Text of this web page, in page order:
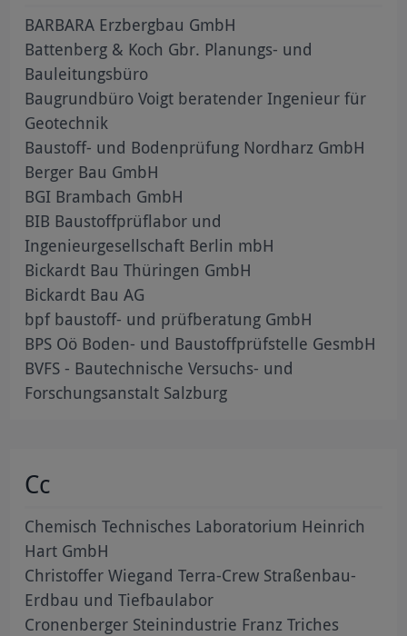
BARBARA Erzbergbau GmbH
Battenberg & Koch Gbr. Planungs- und
Bauleitungsbüro
Baugrundbüro Voigt beratender Ingenieur für
Geotechnik
Baustoff- und Bodenprüfung Nordharz GmbH
Berger Bau GmbH
BGI Brambach GmbH
BIB Baustoffprüflabor und
Ingenieurgesellschaft Berlin mbH
Bickardt Bau Thüringen GmbH
Bickardt Bau AG
bpf baustoff- und prüfberatung GmbH
BPS Oö Boden- und Baustoffprüfstelle GesmbH
BVFS - Bautechnische Versuchs- und
Forschungsanstalt Salzburg
Cc
Chemisch Technisches Laboratorium Heinrich
Hart GmbH
Christoffer Wiegand Terra-Crew Straßenbau-
Erdbau und Tiefbaulabor
Cronenberger Steinindustrie Franz Triches